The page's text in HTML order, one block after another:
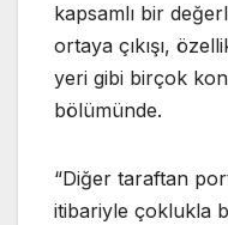
kapsamlı bir
ortaya çıkışı,
yeri gibi birçok
bölümünde.
“Diğer taraftan
itibariyle çoklukla